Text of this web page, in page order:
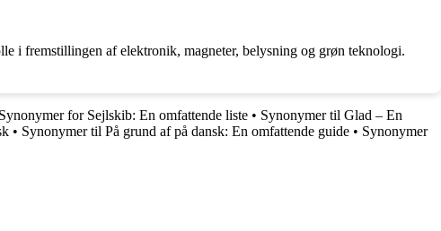
i fremstillingen af elektronik, magneter, belysning og grøn teknologi.
Synonymer for Sejlskib: En omfattende liste • Synonymer til Glad – En
• Synonymer til På grund af på dansk: En omfattende guide • Synonymer